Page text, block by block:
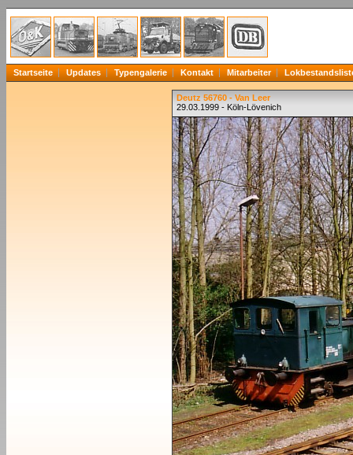
Startseite Updates Typengalerie Kontakt Mitarbeiter
Deutz 56760 - Van Leer
29.03.1999 - Köln-Lövenich